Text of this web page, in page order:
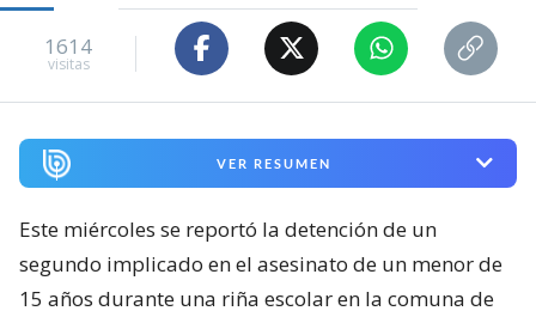
1614
visitas
VER RESUMEN
Este miércoles se reportó la detención de un
segundo implicado en el asesinato de un menor de
15 años durante una riña escolar en la comuna de